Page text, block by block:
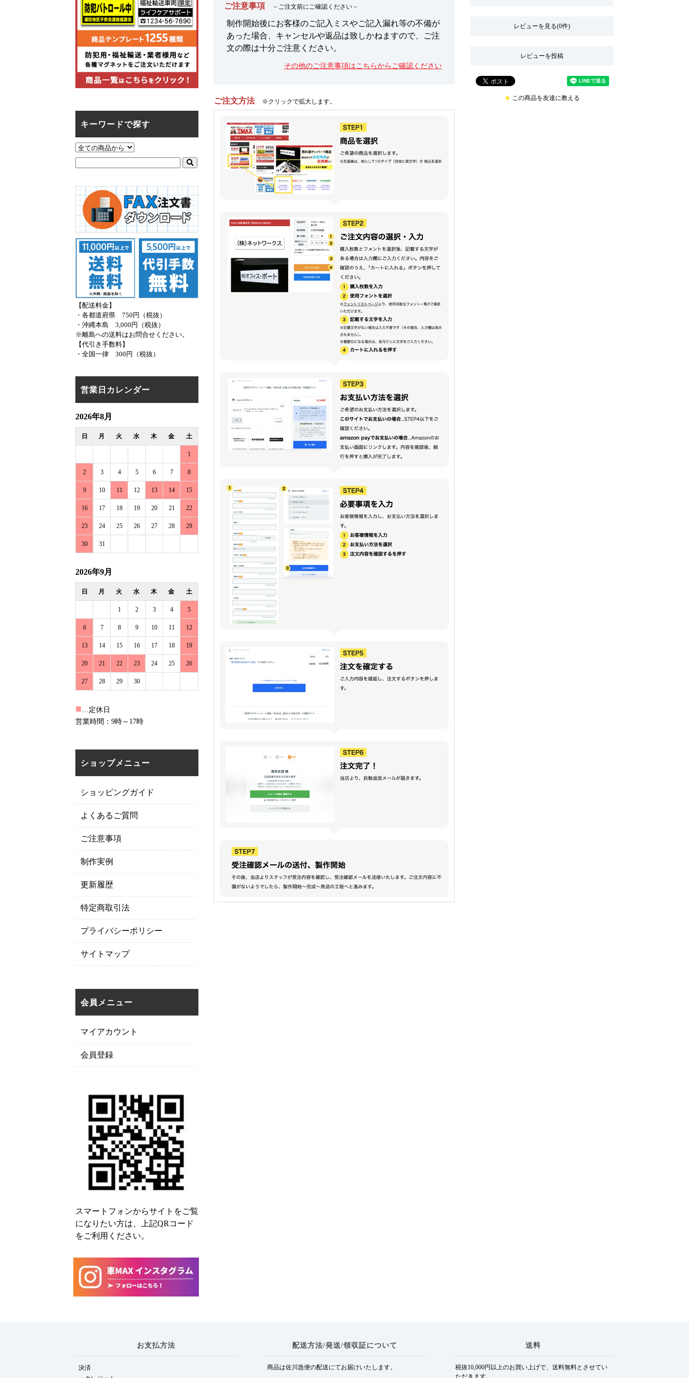
ご注意事項 －ご注文前にご確認ください－
制作開始後にお客様のご記入ミスやご記入漏れ等の不備が
あった場合、キャンセルや返品は致しかねますので、ご注
文の際は十分ご注意ください。
その他のご注意事項はこちらからご確認ください
ご注文方法 ※クリックで拡大します。
レビューを見る(0件)
レビューを投稿
★ この商品を友達に教える
キーワードで探す
【配送料金】
・各都道府県 750円（税抜）
・沖縄本島 3,000円（税抜）
※離島への送料はお問合せください。
【代引き手数料】
・全国一律 300円（税抜）
営業日カレンダー
2026年8月
日 月 火 水 木 金 土
1
2 3 4 5 6 7 8
9 10 11 12 13 14 15
16 17 18 19 20 21 22
23 24 25 26 27 28 29
30 31
2026年9月
日 月 火 水 木 金 土
1 2 3 4 5
6 7 8 9 10 11 12
13 14 15 16 17 18 19
20 21 22 23 24 25 26
27 28 29 30
■ …定休日
営業時間：9時～17時
ショップメニュー
ショッピングガイド
よくあるご質問
ご注意事項
制作実例
更新履歴
特定商取引法
プライバシーポリシー
サイトマップ
会員メニュー
マイアカウント
会員登録
スマートフォンからサイトをご覧
になりたい方は、上記QRコード
をご利用ください。
お支払方法
決済
配送方法/発送/領収証について
商品は佐川急便の配送にてお届けいたします。
送料
税抜10,000円以上のお買い上げで、送料無料とさせてい